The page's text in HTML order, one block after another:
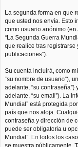
La segunda forma en que
que usted nos envía. Esto
como usuario anónimo (en
“La Segunda Guerra
que realice tras registrarse
publicaciones”).
Su cuenta incluirá, como
“su nombre de usuario”),
adelante, “su
adelante, “su email”). La
Mundial” está protegida
país que nos aloja.
contraseña y dirección de
puede ser obligatoria u
Mundial”. En todos los
se muestra públicamente.